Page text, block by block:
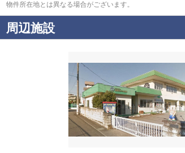
物件所在地とは異なる場合がございます。
周辺施設